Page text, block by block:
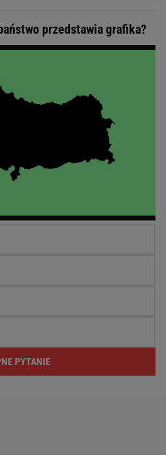
przedstawia grafika?
PYTANIE